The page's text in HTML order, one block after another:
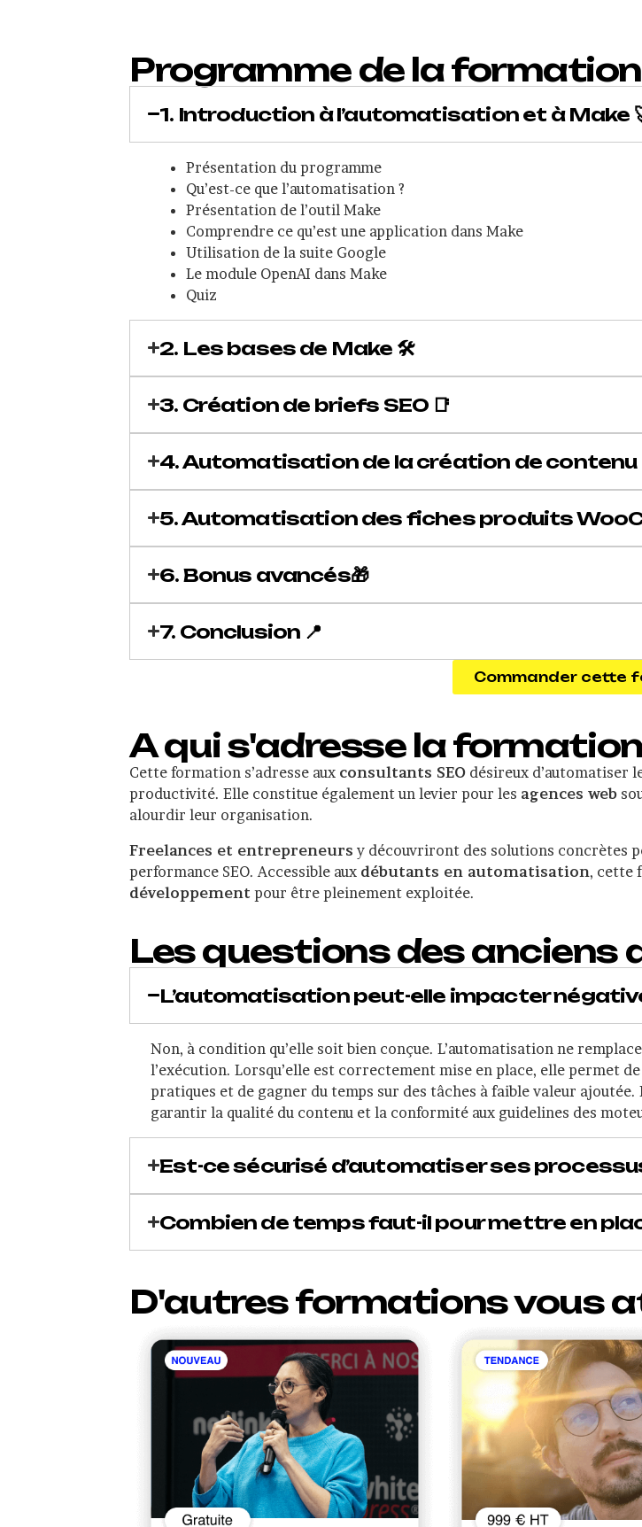
Programme de la formation
1. Introduction à l’automatisation et à Make
Présentation du programme
Qu’est-ce que l’automatisation ?
Présentation de l’outil Make
Comprendre ce qu’est une application dans Make
Utilisation de la suite Google
Le module OpenAI dans Make
Quiz
2. Les bases de Make 🛠️
3. Création de briefs SEO 📑
4. Automatisation de la création de
5. Automatisation des fiches produits
6. Bonus avancés🎁
7. Conclusion 📍
Commander cette
A qui s'adresse la
Cette formation s’adresse aux consultants SEO désireux d’automatiser
productivité. Elle constitue également un levier pour les agences web
alourdir leur organisation.
Freelances et entrepreneurs y découvriront des solutions concrètes
performance SEO. Accessible aux débutants en automatisation, cette
développement pour être pleinement exploitée.
Les questions des anciens
L’automatisation peut-elle impacter
Non, à condition qu’elle soit bien conçue. L’automatisation ne
l’exécution. Lorsqu’elle est correctement mise en place, elle permet
pratiques et de gagner du temps sur des tâches à faible valeur
garantir la qualité du contenu et la conformité aux guidelines des
Est-ce sécurisé d’automatiser ses
Combien de temps faut-il pour mettre en
D'autres formations vous